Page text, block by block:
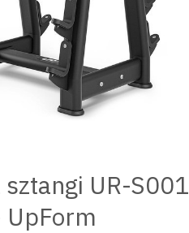
UR-S001
UpForm